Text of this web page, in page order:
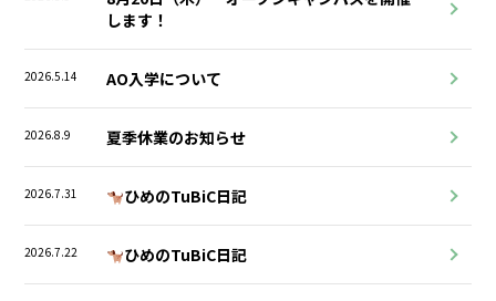
します！
2026.5.14 AO入学について
2026.8.9 夏季休業のお知らせ
2026.7.31 ひめのTuBiC日記
2026.7.22 ひめのTuBiC日記